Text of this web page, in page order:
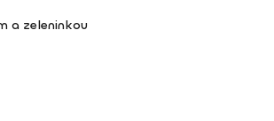
a zeleninkou